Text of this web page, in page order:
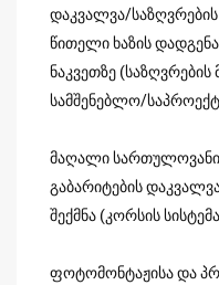
დაკვალვა/საზღვრების
წითელი ხაზის
ნაკვეთზე
სამშენებლო/
მაღალი სართულოვანი
გაბარიტების
შექმნა (კორსის
ფოტომონტაჟისა და